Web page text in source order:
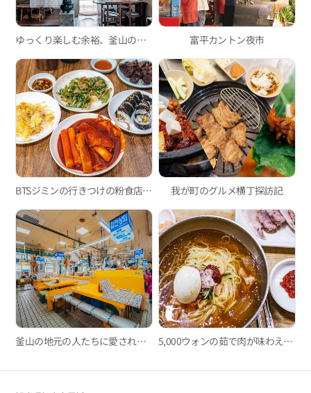
ゆっくり楽しむ余裕、釜山の韓屋カフェ3選 富平カントン夜市
BTSジミンの行きつけの粉食店がある場所、「書洞迷路市場」 我が町のグルメ横丁探訪記
釜山の地元の人たちに愛される魚市場、新東亜水産物総合市場とヒョンプンシクダン 5,000ウォンの茹で肉が味わえるミルミョン(小麦冷麵)の有名店、イルミミルミョン